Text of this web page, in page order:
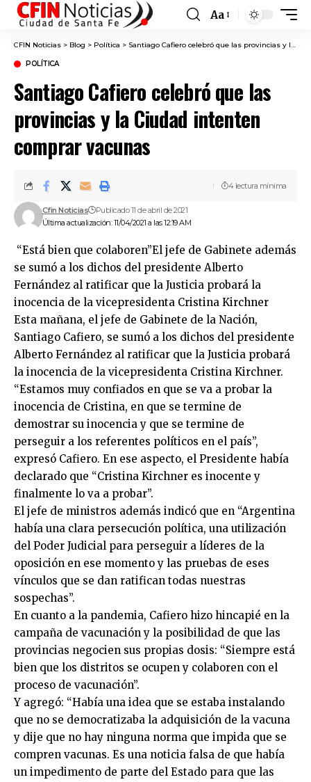
Font
Resizer
Aa
CFIN Noticias > Blog > Política > Santiago Cafiero celebró que las provincias y la Ciudad intenten comprar vacunas
POLÍTICA
Santiago Cafiero celebró que las
provincias y la Ciudad intenten
comprar vacunas
Última actualización: 11/04/2021 a las 12:19 AM
Cfin Noticias Publicado 11 de abril de 2021
4 lectura mínima
“Está bien que colaboren”El jefe de Gabinete además
se sumó a los dichos del presidente Alberto
Fernández al ratificar que la Justicia probará la
inocencia de la vicepresidenta Cristina Kirchner
Esta mañana, el jefe de Gabinete de la Nación,
Santiago Cafiero, se sumó a los dichos del presidente
Alberto Fernández al ratificar que la Justicia probará
la inocencia de la vicepresidenta Cristina Kirchner.
“Estamos muy confiados en que se va a probar la
inocencia de Cristina, en que se termine de
demostrar su inocencia y que se termine de
perseguir a los referentes políticos en el país”,
expresó Cafiero. En ese aspecto, el Presidente había
declarado que “Cristina Kirchner es inocente y
finalmente lo va a probar”.
El jefe de ministros además indicó que en “Argentina
había una clara persecución política, una utilización
del Poder Judicial para perseguir a líderes de la
oposición en ese momento y las pruebas de eses
vínculos que se dan ratifican todas nuestras
sospechas”.
En cuanto a la pandemia, Cafiero hizo hincapié en la
campaña de vacunación y la posibilidad de que las
provincias negocien sus propias dosis: “Siempre está
bien que los distritos se ocupen y colaboren con el
proceso de vacunación”.
Y agregó: “Había una idea que se estaba instalando
que no se democratizaba la adquisición de la vacuna
y dije que no hay ninguna norma que impida que se
compren vacunas. Es una noticia falsa de que había
un impedimento de parte del Estado para que las